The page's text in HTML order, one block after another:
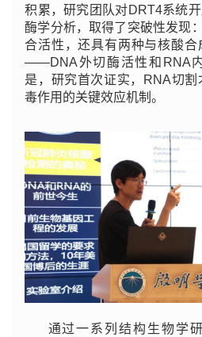
积累，研究团队对DRT4系统
酶学分析，取得了突破性发现
合活性，还具有两种与核酸
——DNA外切酶活性和RNA
是，研究首次证实，RNA切
毒作用的关键效应机制。
通过一系列结构生物学